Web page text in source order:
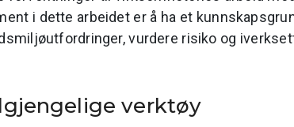
i dette arbeidet er å ha et
vurdere risiko og
verktøy